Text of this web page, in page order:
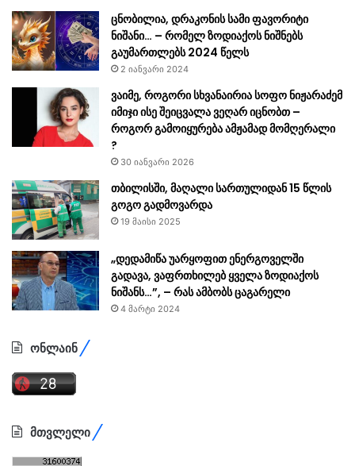
ცნობილია, დრაკონის სამი ფავორიტი
ნიშანი… – რომელ ზოდიაქოს ნიშნებს
გაუმართლებს 2024 წელს
2 იანვარი 2024
ვაიმე, როგორი სხვანაირია სოფო ნიჟარაძემ
იმიჯი ისე შეიცვალა ვეღარ იცნობთ –
როგორ გამოიყურება ამჟამად მომღერალი
?
30 იანვარი 2026
თბილისში, მაღალი სართულიდან 15 წლის
გოგო გადმოვარდა
19 მაისი 2025
„დედამიწა უარყოფით ენერგოველში
გადავა, ვაფრთხილებ ყველა ზოდიაქოს
ნიშანს…”, – რას ამბობს ცაგარელი
4 მარტი 2024
ონლაინ
მთვლელი